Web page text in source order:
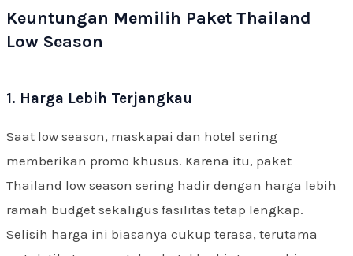
Keuntungan Memilih Paket Thailand
Low Season
1. Harga Lebih Terjangkau
Saat low season, maskapai dan hotel sering
memberikan promo khusus. Karena itu, paket
Thailand low season sering hadir dengan harga lebih
ramah budget sekaligus fasilitas tetap lengkap.
Selisih harga ini biasanya cukup terasa, terutama